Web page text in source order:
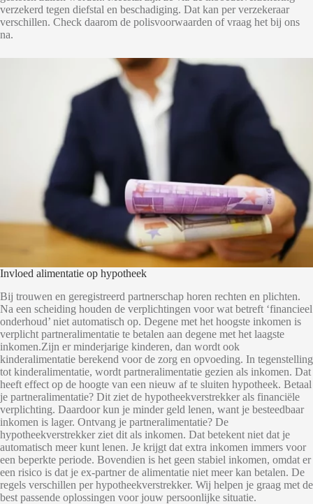
verzekerd tegen diefstal en beschadiging. Dat kan per verzekeraar
verschillen. Check daarom de polisvoorwaarden of vraag het bij ons
na.
Invloed alimentatie op hypotheek
Bij trouwen en geregistreerd partnerschap horen rechten en plichten.
Na een scheiding houden de verplichtingen voor wat betreft ‘financieel
onderhoud’ niet automatisch op. Degene met het hoogste inkomen is
verplicht partneralimentatie te betalen aan degene met het laagste
inkomen.Zijn er minderjarige kinderen, dan wordt ook
kinderalimentatie berekend voor de zorg en opvoeding. In tegenstelling
tot kinderalimentatie, wordt partneralimentatie gezien als inkomen. Dat
heeft effect op de hoogte van een nieuw af te sluiten hypotheek. Betaal
je partneralimentatie? Dit ziet de hypotheekverstrekker als financiële
verplichting. Daardoor kun je minder geld lenen, want je besteedbaar
inkomen is lager. Ontvang je partneralimentatie? De
hypotheekverstrekker ziet dit als inkomen. Dat betekent niet dat je
automatisch meer kunt lenen. Je krijgt dat extra inkomen immers voor
een beperkte periode. Bovendien is het geen stabiel inkomen, omdat er
een risico is dat je ex-partner de alimentatie niet meer kan betalen. De
regels verschillen per hypotheekverstrekker. Wij helpen je graag met de
best passende oplossingen voor jouw persoonlijke situatie.